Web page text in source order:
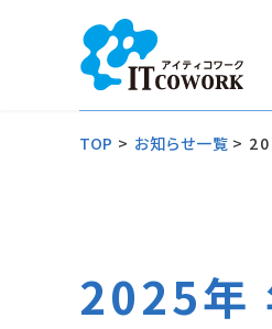
TOP > お知らせ一覧 >
2025年